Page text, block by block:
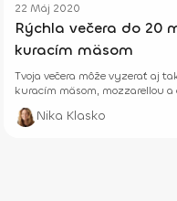
22 Máj 2020
Rýchla večera do 20
kuracím mäsom
Tvoja večera môže vyzerať aj
kuracím mäsom, mozzarellou
Nika Klasko